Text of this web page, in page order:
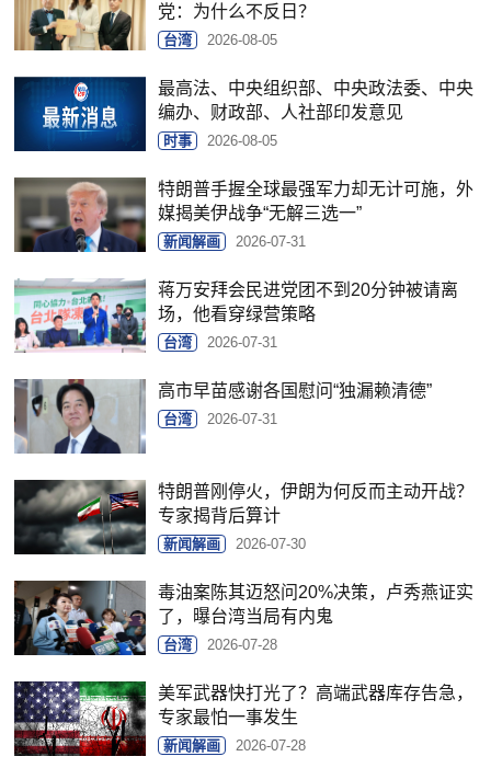
党：为什么不反日？
台湾 2026-08-05
最高法、中央组织部、中央政法委、中央
编办、财政部、人社部印发意见
时事 2026-08-05
特朗普手握全球最强军力却无计可施，外
媒揭美伊战争“无解三选一”
新闻解画 2026-07-31
蒋万安拜会民进党团不到20分钟被请离
场，他看穿绿营策略
台湾 2026-07-31
高市早苗感谢各国慰问“独漏赖清德”
台湾 2026-07-31
特朗普刚停火，伊朗为何反而主动开战？
专家揭背后算计
新闻解画 2026-07-30
毒油案陈其迈怒问20%决策，卢秀燕证实
了，曝台湾当局有内鬼
台湾 2026-07-28
美军武器快打光了？高端武器库存告急，
专家最怕一事发生
新闻解画 2026-07-28